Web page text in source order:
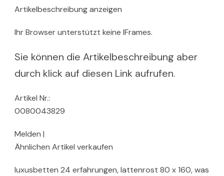
Artikelbeschreibung anzeigen
Ihr Browser unterstützt keine IFrames.
Sie können die Artikelbeschreibung aber
durch klick auf diesen Link aufrufen.
Artikel Nr.:
0080043829
Melden |
Ähnlichen Artikel verkaufen
luxusbetten 24 erfahrungen, lattenrost 80 x 160, was